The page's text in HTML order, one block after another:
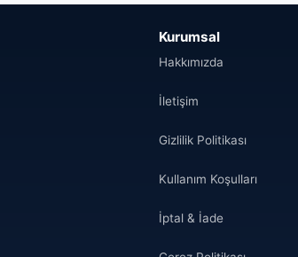
Kurumsal
Hakkımızda
İletişim
Gizlilik Politikası
Kullanım Koşulları
İptal & İade